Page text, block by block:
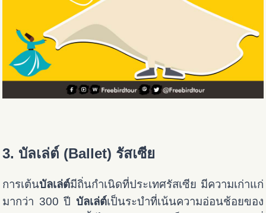
3. บัลเล่ต์ (Ballet) รัสเซีย
การเต้นบัลเล่ต์มีถิ่นกำเนิดที่ประเทศรัสเซีย มีความเก่าแก่
มากว่า 300 ปี บัลเล่ต์เป็นระบำที่เน้นความอ่อนช้อยของ